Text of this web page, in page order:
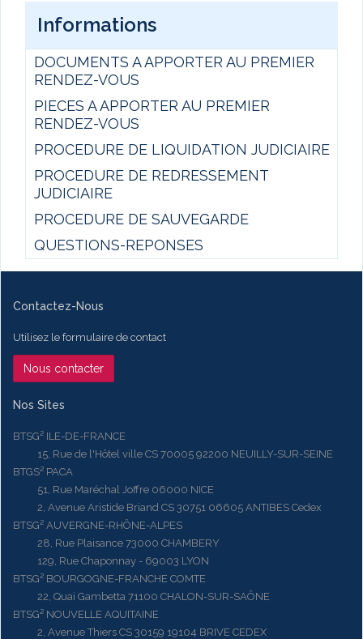
Informations
DOCUMENTS A APPORTER AU PREMIER
RENDEZ-VOUS
PIECES A APPORTER AU PREMIER
RENDEZ-VOUS
PROCEDURE DE LIQUIDATION JUDICIAIRE
PROCEDURE DE REDRESSEMENT
JUDICIAIRE
PROCEDURE DE SAUVEGARDE
QUESTIONS-REPONSES
Contactez-Nous
Utilisez le formulaire de contact
Nous contacter
Nos Sites
BTSG² ILE-DE-FRANCE
15, Rue de l'Hôtel ville CS 70005 92200 NEUILLY-SUR-SEINE
BTGS² PACA
51, Rue Maréchal Joffre 06000 NICE
2, Avenue Aristide Briand CS 30751 06605 ANTIBES Cedex
BTSG² AUVERGNE-RHÔNE-ALPES
28, Rue Plaisance 73000 CHAMBERY
129, Rue Chaponnay - 69003 LYON
BTSG² BOURGOGNE-FRANCHE COMTE
22, Quai Gambetta 71100 CHALON-SUR-SAÔNE
BTSG² NOUVELLE AQUITAINE
2, Avenue Thiers CS 30159 19104 BRIVE CEDEX